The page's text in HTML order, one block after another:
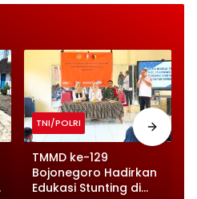
TNI/POLRI
TMMD ke-129
Bojonegoro Hadirkan
Edukasi Stunting di